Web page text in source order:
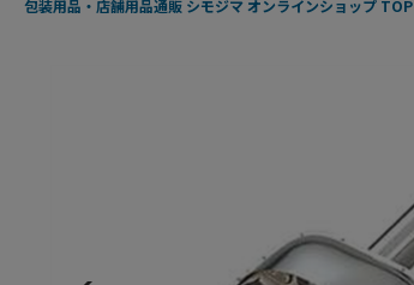
包装用品・店舗用品通販 シモジマ オンラインショップ TOP